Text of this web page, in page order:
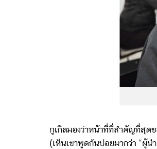
กูเกิลมองว่าหน้าที่ที่สำคัญที่สุดข
(เห็นเขาพูดกันบ่อยมากว่า “ผู้น